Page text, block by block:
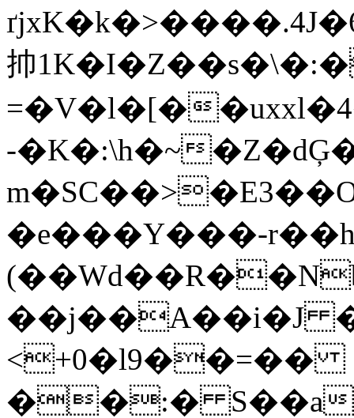
㧆
=�V�l�[�
-�K�:\h�~
�e���Y���-
��j��A��i�J
<+0�l9��=��
��:� S��a